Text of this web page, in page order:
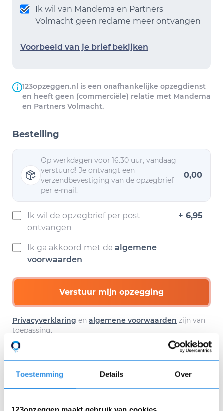
Toestemming Details Over
Ik wil van Mandema en Partners
Volmacht geen reclame meer ontvangen
Voorbeeld van je brief bekijken
123opzeggen.nl is een onafhankelijke opzegdienst
en heeft geen (commerciële) relatie met Mandema
en Partners Volmacht.
Bestelling
Op werkdagen voor 16.30 uur, vandaag
verstuurd! Je ontvangt een
verzendbevestiging van de opzegbrief
per e-mail.
0,00
Ik wil de opzegbrief per post
ontvangen
+ 6,95
Ik ga akkoord met dealgemene
voorwaarden
Verstuur mijn opzegging
Privacyverklaring en algemene voorwaarden zijn van
toepassing.
Download hier gratis je
opzegbrief